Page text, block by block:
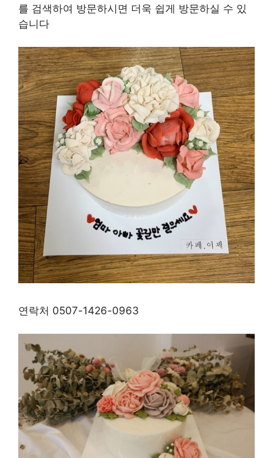
를 검색하여 방문하시면 더욱 쉽게 방문하실 수 있
습니다
연락처 0507-1426-0963